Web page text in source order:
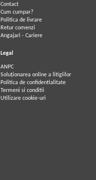
Contact
Cum cumpar?
Politica de livrare
Retur comenzi
Angajari - Cariere
Legal
ANPC
Soluționarea online a litigiilor
Politica de confidentialitate
Termeni si conditii
Utilizare cookie-uri